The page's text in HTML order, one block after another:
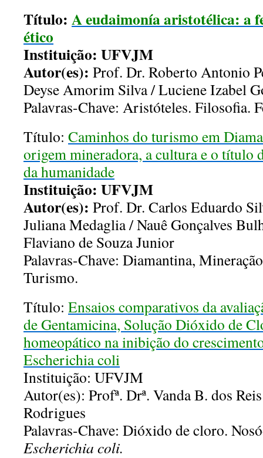
Título: A eudaimonía aristotélica: a
ético
Instituição: UFVJM
Autor(es): Prof. Dr. Roberto Antonio
Deyse Amorim Silva / Luciene Izabel
Palavras-Chave: Aristóteles. Filosofia.
Título: Caminhos do turismo em
origem mineradora, a cultura e o título
da humanidade
Instituição: UFVJM
Autor(es): Prof. Dr. Carlos Eduardo
Juliana Medaglia / Nauê Gonçalves
Flaviano de Souza Junior
Palavras-Chave: Diamantina,
Turismo.
Título: Ensaios comparativos da
de Gentamicina, Solução Dióxido de
homeopático na inibição do
Escherichia coli
Instituição: UFVJM
Autor(es): Profª. Drª. Vanda B. dos
Rodrigues
Palavras-Chave: Dióxido de cloro.
Escherichia coli.